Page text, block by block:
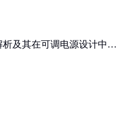
析及其在可调电源设计中的